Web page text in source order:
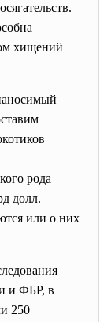
хищений
рода
долл.
или о них
и ФБР, в
250